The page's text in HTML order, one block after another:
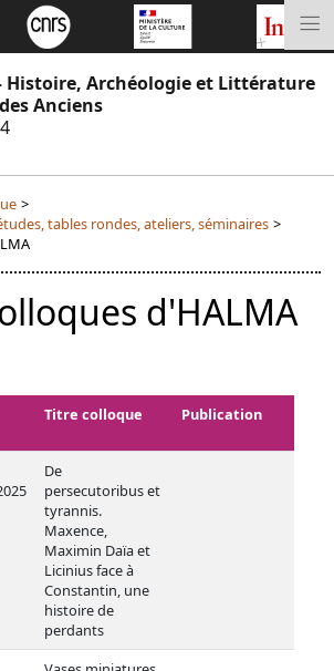
Histoire, Archéologie et Littérature
Anciens
>
tables rondes, ateliers, séminaires >
d'HALMA
Titre colloque Publication
De
persecutoribus et
tyrannis.
Maxence,
Maximin Daïa et
Licinius face à
Constantin, une
histoire de
perdants
panel